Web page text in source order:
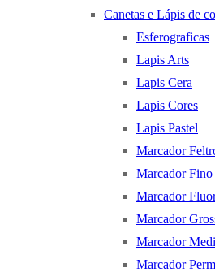
Canetas e Lápis de
Esferograficas
Lapis Arts
Lapis Cera
Lapis Cores
Lapis Pastel
Marcador
Marcador Fino
Marcador
Marcador
Marcador
Marcador